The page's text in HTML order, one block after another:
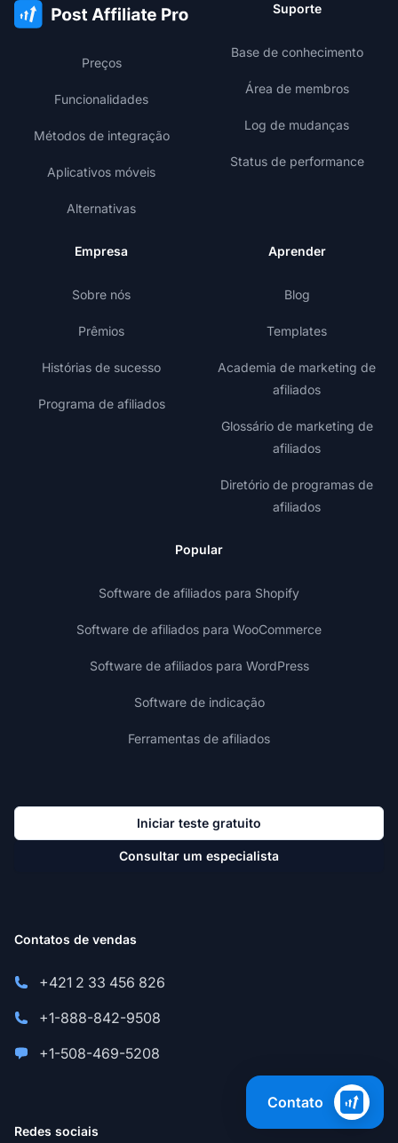
Preços
Funcionalidades
Métodos de integração
Aplicativos móveis
Alternativas
Suporte
Base de conhecimento
Área de membros
Log de mudanças
Status de performance
Empresa
Sobre nós
Prêmios
Histórias de sucesso
Programa de afiliados
Aprender
Blog
Templates
Academia de marketing de
afiliados
Glossário de marketing de
afiliados
Diretório de programas de
afiliados
Popular
Software de afiliados para Shopify
Software de afiliados para WooCommerce
Software de afiliados para WordPress
Software de indicação
Ferramentas de afiliados
Iniciar teste gratuito
Consultar um especialista
Contatos de vendas
+421 2 33 456 826
+1-888-842-9508
+1-508-469-5208
Redes sociais
Contato